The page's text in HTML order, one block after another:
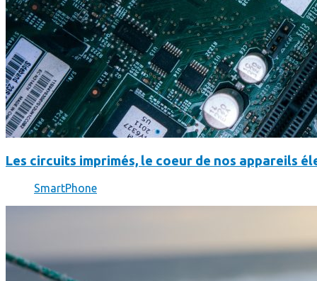
Les circuits imprimés, le coeur de nos appareils
SmartPhone